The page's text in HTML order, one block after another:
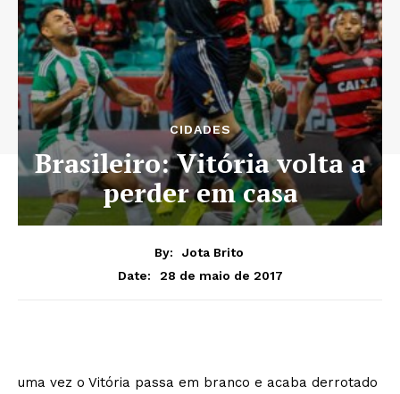
CIDADES
Brasileiro: Vitória volta a
perder em casa
By:
Jota Brito
Date:
28 de maio de 2017
uma vez o Vitória passa em branco e acaba derrotado